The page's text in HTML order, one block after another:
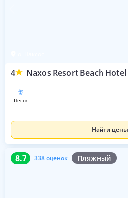
4 Naxos Resort Beach Hotel
песок
Найти цены
8.7 338 оценок Пляжный
8.7 338 оценок